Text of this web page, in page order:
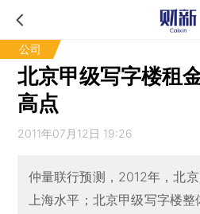
公司
北京甲级写字楼租
高点
2011年07月12日 19:26
仲量联行预测，2012年，北
上海水平；北京甲级写字楼